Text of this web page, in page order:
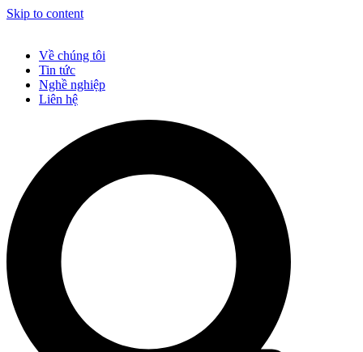
Skip to content
Về chúng tôi
Tin tức
Nghề nghiệp
Liên hệ